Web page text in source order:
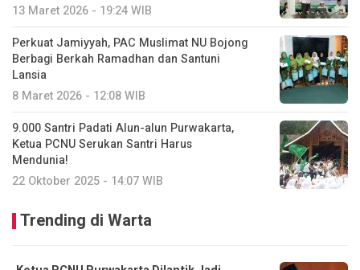
13 Maret 2026 - 19:24 WIB
Perkuat Jamiyyah, PAC Muslimat NU Bojong
Berbagi Berkah Ramadhan dan Santuni
Lansia
8 Maret 2026 - 12:08 WIB
9.000 Santri Padati Alun-alun Purwakarta,
Ketua PCNU Serukan Santri Harus
Mendunia!
22 Oktober 2025 - 14:07 WIB
Trending di Warta